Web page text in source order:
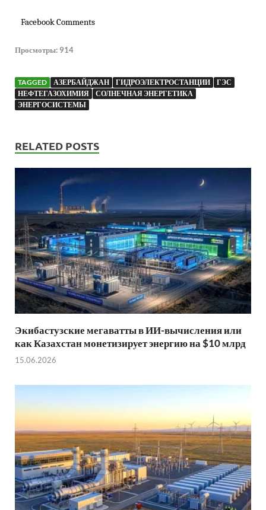
Facebook Comments
Просмотры: 914
TAGGED АЗЕРБАЙДЖАН ГИДРОЭЛЕКТРОСТАНЦИИ
ГЭС
НЕФТЕГАЗОХИМИЯ
СОЛНЕЧНАЯ ЭНЕРГЕТИКА
ЭНЕРГОСИСТЕМЫ
RELATED POSTS
Экибастузские мегаватты в ИИ-вычисления или
как Казахстан монетизирует энергию на $10 млрд
15.06.2026